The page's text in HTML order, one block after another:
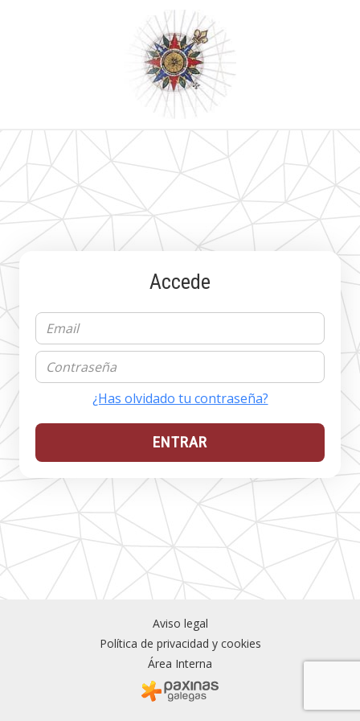
Accede
¿Has olvidado tu contraseña?
ENTRAR
Aviso legal
Política de privacidad y cookies
Área Interna